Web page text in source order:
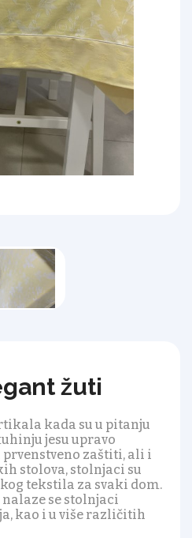
žuti
kada su u pitanju
jesu upravo
zaštiti, ali i
stolova, stolnjaci su
tekstila za svaki dom.
se stolnjaci
kao i u više različitih